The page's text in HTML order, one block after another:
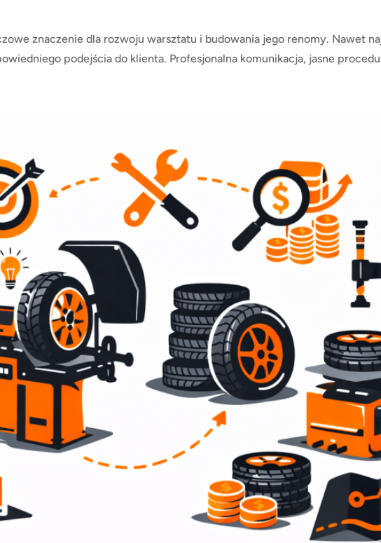
znaczenie dla rozwoju warsztatu i budowania jego renomy. Nawet
podejścia do klienta. Profesjonalna komunikacja, jasne